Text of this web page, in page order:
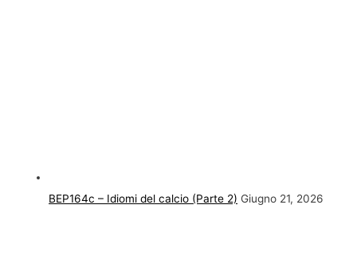
BEP164c – Idiomi del calcio (Parte 2) Giugno 21, 2026